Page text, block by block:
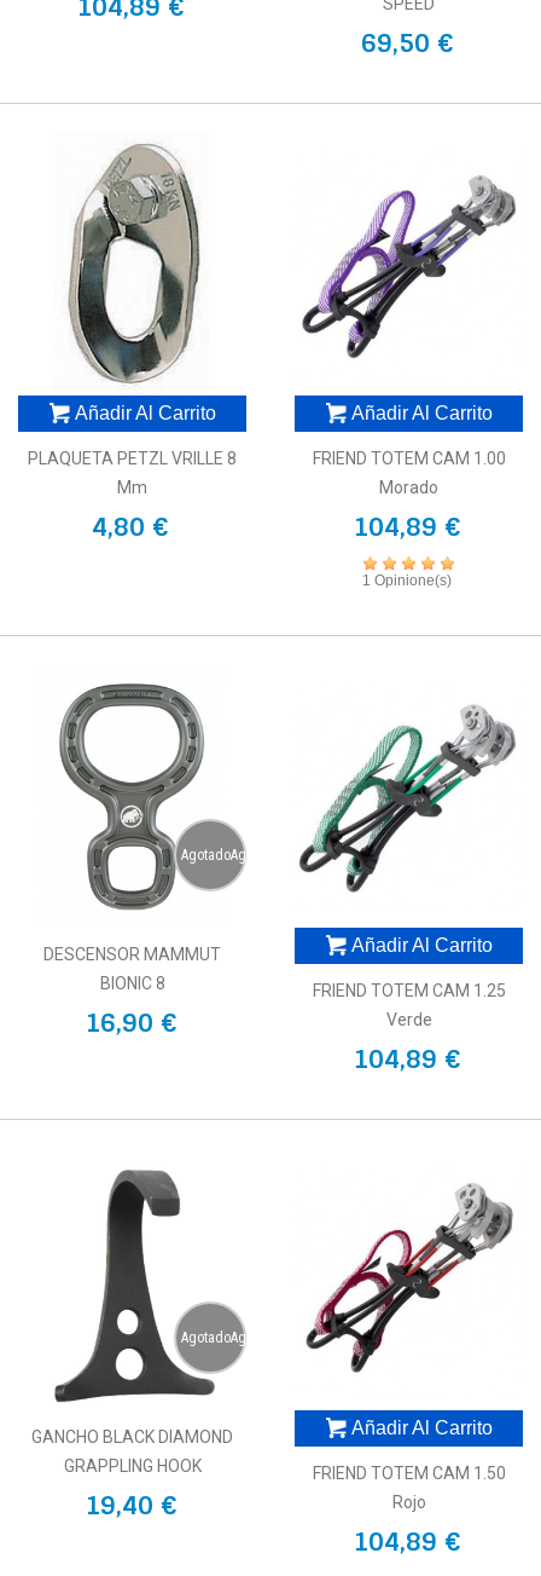
104,89 € SPEED
69,50 €
Añadir Al Carrito
PLAQUETA PETZL VRILLE 8
Mm
4,80 €
Añadir Al Carrito
FRIEND TOTEM CAM 1.00
Morado
104,89 €
1 Opinione(s)
AgotadoAgotado
DESCENSOR MAMMUT
BIONIC 8
16,90 €
Añadir Al Carrito
FRIEND TOTEM CAM 1.25
Verde
104,89 €
AgotadoAgotado
GANCHO BLACK DIAMOND
GRAPPLING HOOK
19,40 €
Añadir Al Carrito
FRIEND TOTEM CAM 1.50
Rojo
104,89 €